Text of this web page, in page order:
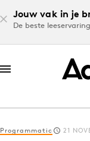
Jouw vak in je
De beste
Log in
Programmatic 21